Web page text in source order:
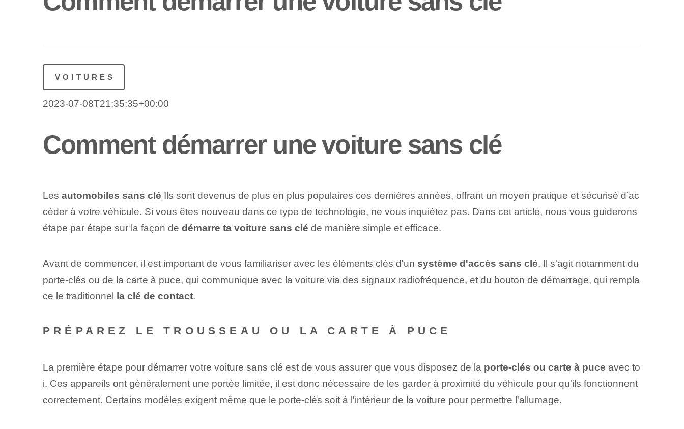
VOITURES
2023-07-08T21:35:35+00:00
Comment démarrer une voiture sans clé
Les automobiles sans clé Ils sont devenus de plus en plus populaires ces dernières années, offrant un moyen pratique et sécurisé d’ac
céder à votre véhicule. Si vous êtes nouveau dans ce type de technologie, ne vous inquiétez pas. Dans cet article, nous vous guiderons
étape par étape sur la façon de démarre ta voiture sans clé de manière simple et efficace.
Avant de commencer, il est important de vous familiariser avec les éléments clés d'un système d'accès sans clé. Il s'agit notamment du
porte-clés ou de la carte à puce, qui communique avec la voiture via des signaux radiofréquence, et du bouton de démarrage, qui rempla
ce le traditionnel⁤ la clé de contact.
PRÉPAREZ LE TROUSSEAU OU LA CARTE À PUCE
La première étape pour démarrer votre voiture sans clé est de vous assurer que vous disposez de la porte-clés ou carte à puce avec to
i. Ces appareils ont généralement une portée limitée, il est donc nécessaire de les garder à proximité du véhicule pour qu'ils fonctionnent
correctement. Certains modèles exigent même que le porte-clés soit à l'intérieur de la voiture pour permettre l'allumage.